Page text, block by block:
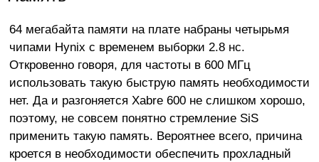
64 мегабайта памяти на плате набраны четырьмя
чипами Hynix с временем выборки 2.8 нс.
Откровенно говоря, для частоты в 600 МГц
использовать такую быструю память необходимости
нет. Да и разгоняется Xabre 600 не слишком хорошо,
поэтому, не совсем понятно стремление SiS
применить такую память. Вероятнее всего, причина
кроется в необходимости обеспечить прохладный